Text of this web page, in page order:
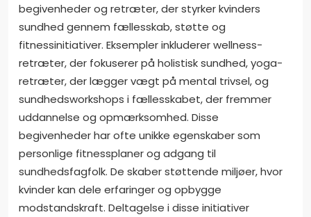
begivenheder og retræter, der styrker kvinders
sundhed gennem fællesskab, støtte og
fitnessinitiativer. Eksempler inkluderer wellness-
retræter, der fokuserer på holistisk sundhed, yoga-
retræter, der lægger vægt på mental trivsel, og
sundhedsworkshops i fællesskabet, der fremmer
uddannelse og opmærksomhed. Disse
begivenheder har ofte unikke egenskaber som
personlige fitnessplaner og adgang til
sundhedsfagfolk. De skaber støttende miljøer, hvor
kvinder kan dele erfaringer og opbygge
modstandskraft. Deltagelse i disse initiativer